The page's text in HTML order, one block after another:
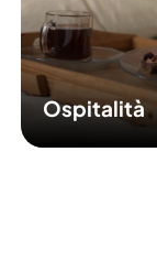
Ospitalità